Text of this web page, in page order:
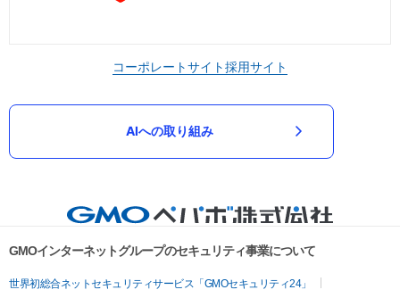
コーポレートサイト採用サイト
AIへの取り組み
GMOインターネットグループのセキュリティ事業について
世界初総合ネットセキュリティサービス「GMOセキュリティ24」